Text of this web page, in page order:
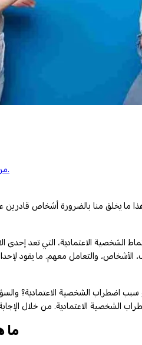
من أهم أعراض اضطراب الشخصية الاعتمادية.
ما يخلق منا بالضرورة أشخاص
والتعامل معهم. ما يقود
سبب اضطراب الشخصية الاعتمادية؟
الشخصية الاعتمادية. من خلال
ما